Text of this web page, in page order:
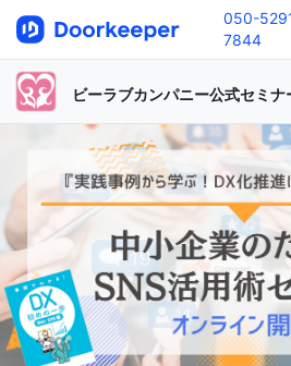
050-
7844
ビーラブカンパニー公式セミナ